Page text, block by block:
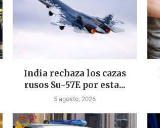
India rechaza los cazas
rusos Su-57E por esta...
5 agosto, 2026